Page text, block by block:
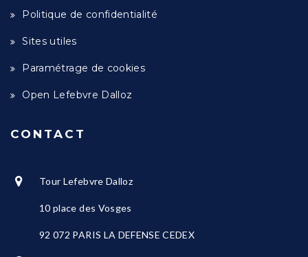
Politique de confidentialité
Sites utiles
Paramétrage de cookies
Open Lefebvre Dalloz
CONTACT
Tour Lefebvre Dalloz
10 place des Vosges
92 072 PARIS LA DEFENSE CEDEX